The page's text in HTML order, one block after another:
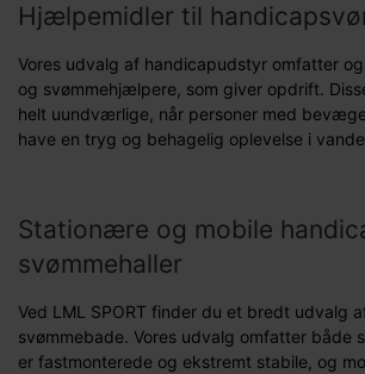
Hjælpemidler til
Vores udvalg af handicapudstyr omfatter
og svømmehjælpere, som giver opdrift.
helt uundværlige, når personer med
have en tryg og behagelig oplevelse i
Stationære og mobile
svømmehaller
Ved LML SPORT finder du et bredt udvalg
svømmebade. Vores udvalg omfatter både
er fastmonterede og ekstremt stabile, og